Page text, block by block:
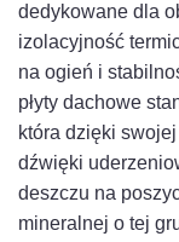
dedykowane dla
izolacyjność
na ogień i
płyty dachowe
która dzięki
dźwięki
deszczu na
mineralnej o tej